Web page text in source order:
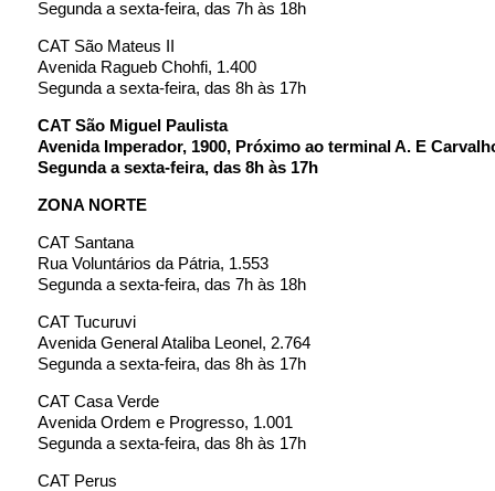
Segunda a sexta-feira, das 7h às 18h
CAT São Mateus II
Avenida Ragueb Chohfi, 1.400
Segunda a sexta-feira, das 8h às 17h
CAT São Miguel Paulista
Avenida Imperador, 1900, Próximo ao terminal A. E
Segunda a sexta-feira, das 8h às 17h
ZONA NORTE
CAT Santana
Rua Voluntários da Pátria, 1.553
Segunda a sexta-feira, das 7h às 18h
CAT Tucuruvi
Avenida General Ataliba Leonel, 2.764
Segunda a sexta-feira, das 8h às 17h
CAT Casa Verde
Avenida Ordem e Progresso, 1.001
Segunda a sexta-feira, das 8h às 17h
CAT Perus